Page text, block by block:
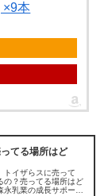
×9本
てる場所はど
トイザらスに売って
の？売ってる場所はど
乳業の成長サポート